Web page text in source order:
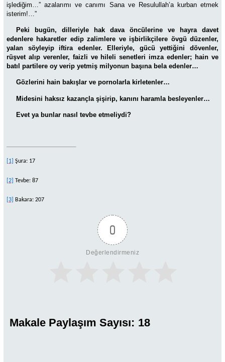
işlediğim…” azalarımı ve canımı Sana ve Resulullah’a kurban etmek
isterim!…”
Peki bugün, dilleriyle hak dava öncülerine ve hayra davet
edenlere hakaretler edip zalimlere ve işbirlikçilere övgü düzenler,
yalan söyleyip iftira edenler. Elleriyle, gücü yettiğini dövenler,
rüşvet alıp verenler, faizli ve hileli senetleri imza edenler; hain ve
batıl partilere oy verip yetmiş milyonun başına bela edenler…
Gözlerini hain bakışlar ve pornolarla kirletenler…
Midesini haksız kazançla şişirip, kanını haramla besleyenler…
Evet ya bunlar nasıl tevbe etmeliydi?
[1] Şura: 17
[2] Tevbe: 87
[3] Bakara: 207
0
Değerlendirmeniz
Makale Paylaşım Sayısı: 18